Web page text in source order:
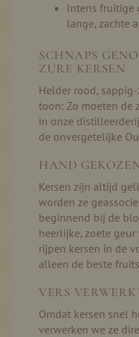
Intens fruitige
lange, zachte
SCHNAPS
ZURE KERSEN
Helder rood,
toon: Zo moeten de
in onze
de onvergetelijke
HAND
Kersen zijn altijd
worden ze
beginnend bij de
heerlijke, zoete
rijpen kersen in de
alleen de beste
VERS
Omdat kersen snel
verwerken we ze